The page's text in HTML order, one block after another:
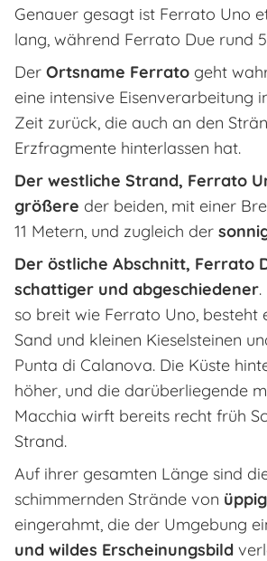
Genauer gesagt ist Ferrato Uno
lang, während Ferrato Due rund
Der Ortsname Ferrato geht
eine intensive Eisenverarbeitung
Zeit zurück, die auch an den
Erzfragmente hinterlassen hat.
Der westliche Strand, Ferrato
größere der beiden, mit einer
11 Metern, und zugleich der
Der östliche Abschnitt, Ferrato
schattiger und abgeschiedener
so breit wie Ferrato Uno, besteht
Sand und kleinen Kieselsteinen
Punta di Calanova. Die Küste
höher, und die darüberliegende
Macchia wirft bereits recht früh
Strand.
Auf ihrer gesamten Länge sind
schimmernden Strände von
eingerahmt, die der Umgebung
und wildes Erscheinungsbild